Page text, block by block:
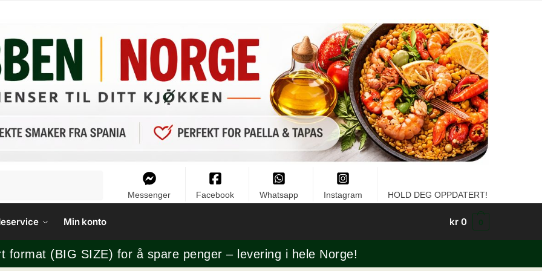
Messenger Facebook Whatsapp Instagram HOLD DEG OPPDATERT!
Min konto kr 0 0
format (BIG SIZE) for å spare penger – levering i hele Norge!